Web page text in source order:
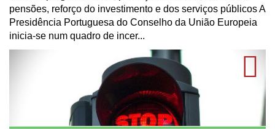
pensões, reforço do investimento e dos serviços públicos A
Presidência Portuguesa do Conselho da União Europeia
inicia-se num quadro de incer...